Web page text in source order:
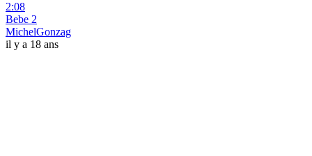
2:08
Bebe 2
MichelGonzag
il y a 18 ans